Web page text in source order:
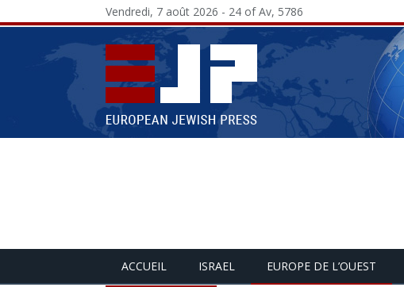
Vendredi, 7 août 2026 - 24 of Av, 5786
ACCUEIL ISRAEL EUROPE DE L’OUEST